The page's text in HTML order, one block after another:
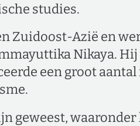
studies.
Zuidoost-Azië en
Nikaya. Hij
een groot
geweest, waaronder